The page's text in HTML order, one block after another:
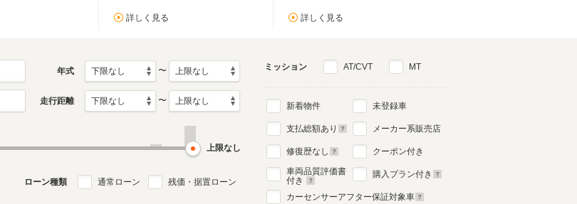
詳しく見る 詳しく見る
生産モデル
1994年1月～1998年3月
年式 〜
走行距離 〜
上限なし
ローン種類 通常ローン 残価・据置ローン
ミッション AT/CVT MT
新着物件
支払総額あり
修復歴なし
車両品質評価書
付き
未登録車
メーカー系販売店
クーポン付き
購入プラン付き
カーセンサーアフター保証対象車